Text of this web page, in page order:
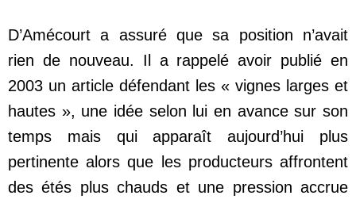
D’Amécourt a assuré que sa position n’avait
rien de nouveau. Il a rappelé avoir publié en
2003 un article défendant les « vignes larges et
hautes », une idée selon lui en avance sur son
temps mais qui apparaît aujourd’hui plus
pertinente alors que les producteurs affrontent
des étés plus chauds et une pression accrue